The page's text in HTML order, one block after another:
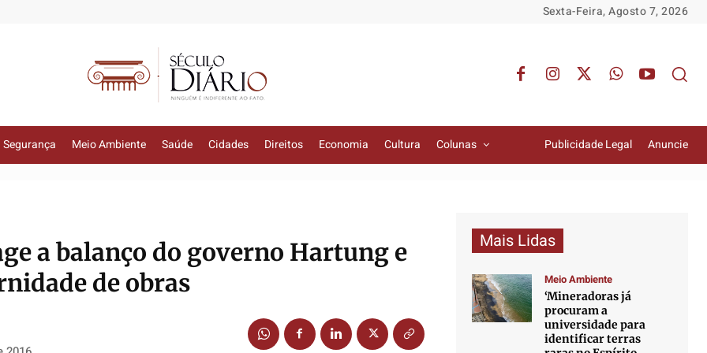
Sexta-Feira, Agosto 7, 2026
Segurança Meio Ambiente Saúde Cidades Direitos Economia Cultura Colunas Publicidade Legal Anuncie
a balanço do governo Hartung e
de obras
Mais Lidas
Meio Ambiente
‘Mineradoras já
procuram a
universidade para
identificar terras